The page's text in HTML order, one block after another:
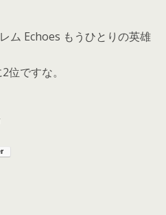
ム Echoes もうひとりの英雄
位ですな。